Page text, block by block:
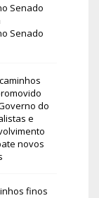
Senado
Senado
do
e
novos
finos